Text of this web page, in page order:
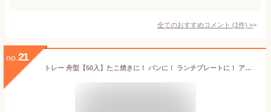
全てのおすすめコメント (1件) >
no. 21
トレー 舟型【50入】たこ焼きに！ パンに！ ランチプレートに！ アウトドアにもおススメ！ ナチュラルテイスト・紙製でエコ！ ネオクラフトシリーズ